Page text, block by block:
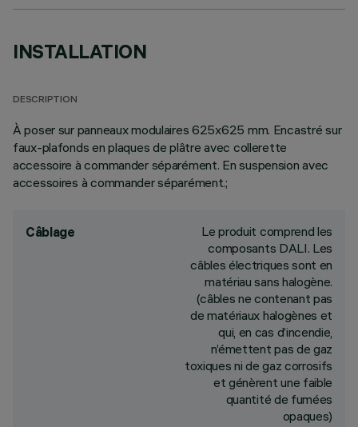
INSTALLATION
DESCRIPTION
À poser sur panneaux modulaires 625x625 mm. Encastré sur
faux-plafonds en plaques de plâtre avec collerette
accessoire à commander séparément. En suspension avec
accessoires à commander séparément.;
Câblage
Le produit comprend les
composants DALI. Les
câbles électriques sont en
matériau sans halogène.
(câbles ne contenant pas
de matériaux halogènes et
qui, en cas d’incendie,
n’émettent pas de gaz
toxiques ni de gaz corrosifs
et génèrent une faible
quantité de fumées
opaques)